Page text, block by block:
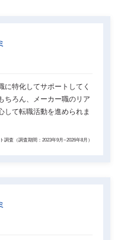
に特化してサポートしてく
ちろん、メーカー職のリア
して転職活動を進められま
調査（調査期間：2023年9月~2026年8月）